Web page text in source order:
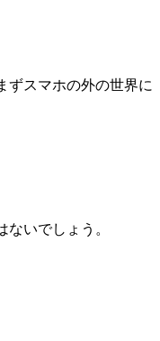
ずスマホの外の世界に
いでしょう。